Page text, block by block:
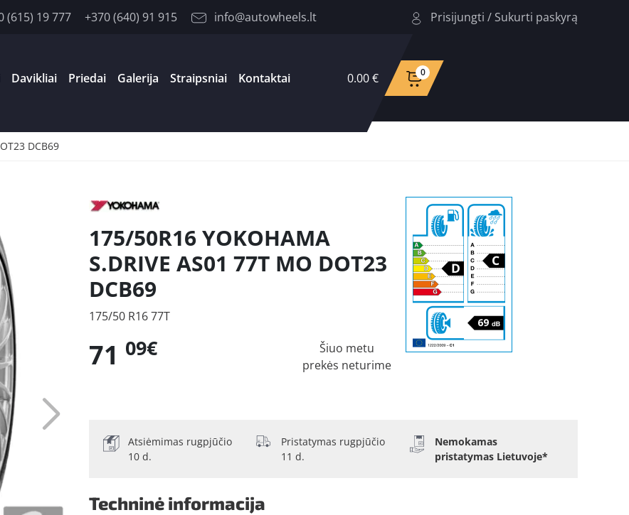
(615) 19 777 +370 (640) 91 915 info@autowheels.lt Prisijungti / Sukurti paskyrą
Davikliai Priedai Galerija Straipsniai Kontaktai 0.00 € 0
DCB69
175/50R16 YOKOHAMA
S.DRIVE AS01 77T MO DOT23
DCB69
175/50 R16 77T
71 09€
Šiuo metu
prekės neturime
Atsiėmimas rugpjūčio
10 d.
Pristatymas rugpjūčio
11 d.
Nemokamas
pristatymas Lietuvoje*
Techninė informacija